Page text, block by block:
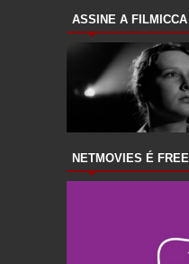
ASSINE A FILMICCA
NETMOVIES É FREE